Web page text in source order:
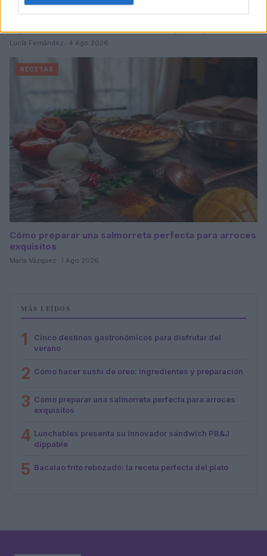
Lucía Fernández · 4 Ago 2026
RECETAS
Cómo preparar una salmorreta perfecta para arroces
exquisitos
María Vázquez · 1 Ago 2026
MÁS LEÍDOS
1
Cinco destinos gastronómicos para disfrutar del
verano
2 Cómo hacer sushi de oreo: ingredientes y preparación
3 Cómo preparar una salmorreta perfecta para arroces
exquisitos
4 Lunchables presenta su innovador sándwich PB&J
dippable
5 Bacalao frito rebozado: la receta perfecta del plato